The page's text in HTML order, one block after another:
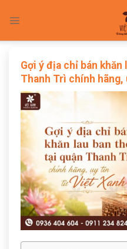
Gợi ý địa chỉ bán khăn
Thanh Trì chính